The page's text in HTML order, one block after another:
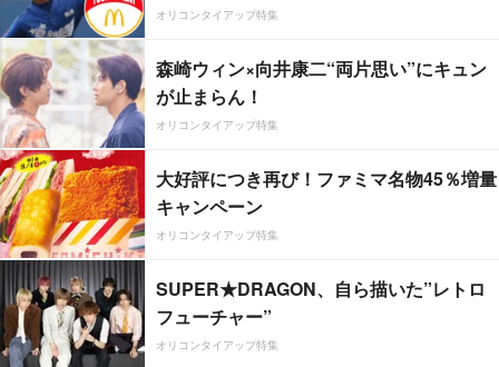
オリコンタイアップ特集
森崎ウィン×向井康二“両片思い”にキュン
が止まらん！
オリコンタイアップ特集
大好評につき再び！ファミマ名物45％増量
キャンペーン
オリコンタイアップ特集
SUPER★DRAGON、自ら描いた”レトロ
フューチャー”
オリコンタイアップ特集